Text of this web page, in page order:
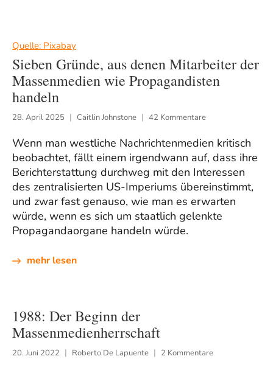
Quelle: Pixabay
Sieben Gründe, aus denen Mitarbeiter der
Massenmedien wie Propagandisten
handeln
28. April 2025 Caitlin Johnstone 42 Kommentare
Wenn man westliche Nachrichtenmedien kritisch
beobachtet, fällt einem irgendwann auf, dass ihre
Berichterstattung durchweg mit den Interessen
des zentralisierten US-Imperiums übereinstimmt,
und zwar fast genauso, wie man es erwarten
würde, wenn es sich um staatlich gelenkte
Propagandaorgane handeln würde.
mehr lesen
1988: Der Beginn der
Massenmedienherrschaft
20. Juni 2022 Roberto De Lapuente 2 Kommentare